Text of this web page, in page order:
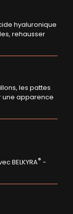
hyaluronique
rehausser
les pattes
une apparence
BELKYRA® -